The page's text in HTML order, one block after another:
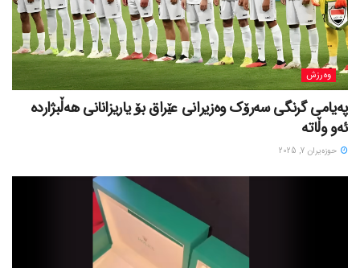
وەرزش
پەیامی گرنگی سەرۆک وەزیرانی عێراق بۆ یاریزانانی هەڵبژارده
ئەو وڵاتە
حوزه‌یران 7, 2025